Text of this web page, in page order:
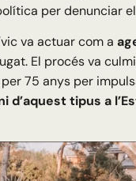
per denunciar
va actuar com a
El procés va
75 anys per
d’aquest tipus a